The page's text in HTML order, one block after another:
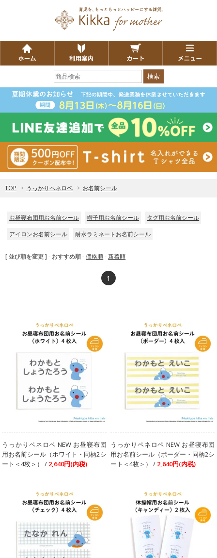
検索
TOP > うっかりペネロペ > お名前シール
お昼寝布団用お名前シール 帽子用お名前シール
タグ用お名前シール
アイロンお名前シール
耐水ラミネートお名前シール
[ 並び順を変更 ] - おすすめ順-価格順-新着順
1
うっかりペネロペ NEW お昼寝布団
用お名前シール（ホワイト・同柄2シ
ート＜4枚＞） / 2,640円(内税)
うっかりペネロペ NEW お昼寝布団
用お名前シール（ボーダー・同柄2シ
ート＜4枚＞） / 2,640円(内税)